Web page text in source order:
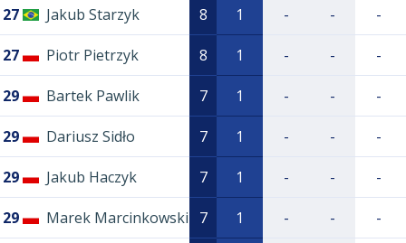
27 Jakub Starzyk 8 1 - - -
27 Piotr Pietrzyk 8 1 - - -
29 Bartek Pawlik 7 1 - - -
29 Dariusz Sidło 7 1 - - -
29 Jakub Haczyk 7 1 - - -
29 Marek Marcinkowski 7 1 - - -